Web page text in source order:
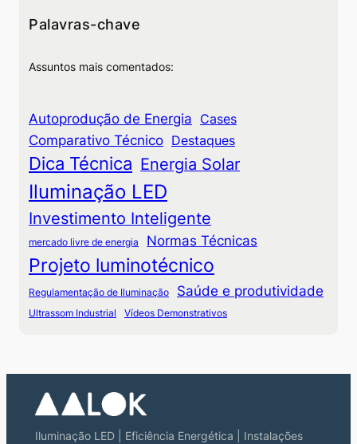
Palavras-chave
Assuntos mais comentados:
Autoprodução de Energia Cases
Comparativo Técnico Destaques
Dica Técnica Energia Solar
Iluminação LED
Investimento Inteligente
mercado livre de energia Normas Técnicas
Projeto luminotécnico
Regulamentação de Iluminação Saúde e produtividade
Ultrassom Industrial Vídeos Demonstrativos
Iluminação LED | Eficiência Energética | Instalações